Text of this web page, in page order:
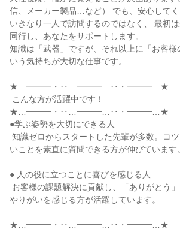
信、メーカー製品…など） でも、安心してく
いきなり一人で訪問するのではなく、 最初
同行し、あなたをサポートします。
知識は「武器」ですが、それ以上に「お客様
いう気持ちが大切な仕事です。
★…━━━・‥…━━━…‥・━━━…★
★…━━━・‥…━━━…‥・━━━…★
●学ぶ姿勢を大切にできる人
いことを素直に質問できる方が伸びています。
● 人の役に立つことに喜びを感じる人
やりがいを感じる方が活躍しています。
★…━━━・‥…━━━…‥・━━━…★